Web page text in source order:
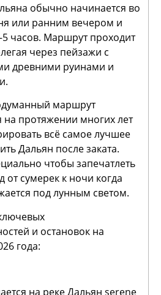
обычно начинается во
или ранним вечером и
часов. Маршрут проходит
через пейзажи с
древними руинами и
маршрут
на протяжении многих лет
всё самое лучшее
Дальян после заката.
чтобы запечатлеть
сумерек к ночи когда
под лунным светом.
и остановок на
года:
на реке Дальян serene